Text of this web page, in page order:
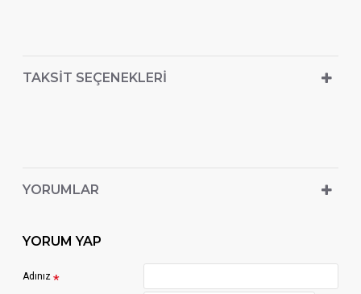
TAKSIT SEÇENEKLERI
YORUMLAR
YORUM YAP
Adınız